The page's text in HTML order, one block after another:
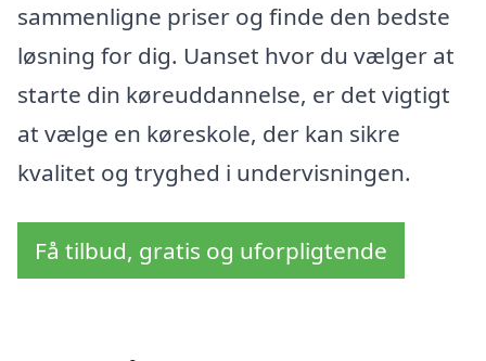
sammenligne priser og finde den bedste
løsning for dig. Uanset hvor du vælger at
starte din køreuddannelse, er det vigtigt
at vælge en køreskole, der kan sikre
kvalitet og tryghed i undervisningen.
Få tilbud, gratis og uforpligtende